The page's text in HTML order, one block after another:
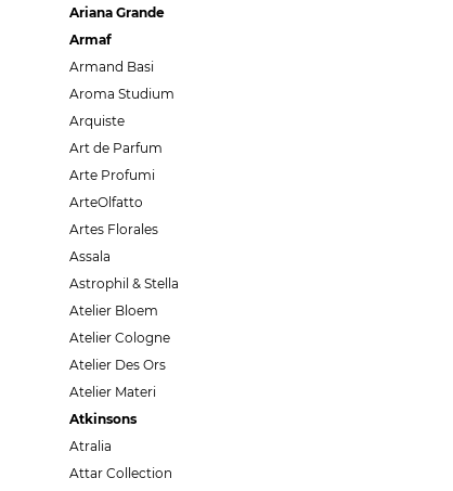
Ariana Grande
Armaf
Armand Basi
Aroma Studium
Arquiste
Art de Parfum
Arte Profumi
ArteOlfatto
Artes Florales
Assala
Astrophil & Stella
Atelier Bloem
Atelier Cologne
Atelier Des Ors
Atelier Materi
Atkinsons
Atralia
Attar Collection